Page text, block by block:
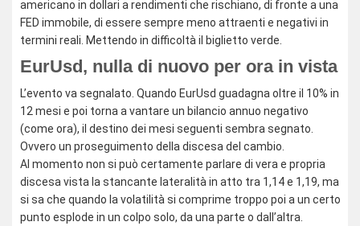
americano in dollari a rendimenti che rischiano, di fronte a una
FED immobile, di essere sempre meno attraenti e negativi in
termini reali. Mettendo in difficoltà il biglietto verde.
EurUsd, nulla di nuovo per ora in vista
L’evento va segnalato. Quando EurUsd guadagna oltre il 10% in
12 mesi e poi torna a vantare un bilancio annuo negativo
(come ora), il destino dei mesi seguenti sembra segnato.
Ovvero un proseguimento della discesa del cambio.
Al momento non si può certamente parlare di vera e propria
discesa vista la stancante lateralità in atto tra 1,14 e 1,19, ma
si sa che quando la volatilità si comprime troppo poi a un certo
punto esplode in un colpo solo, da una parte o dall’altra.